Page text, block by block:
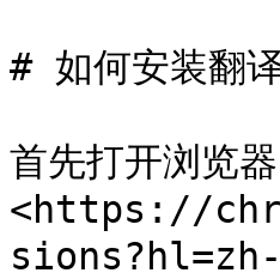
# 如何安装翻
首先打开浏览
<https://
sions?hl=zh-